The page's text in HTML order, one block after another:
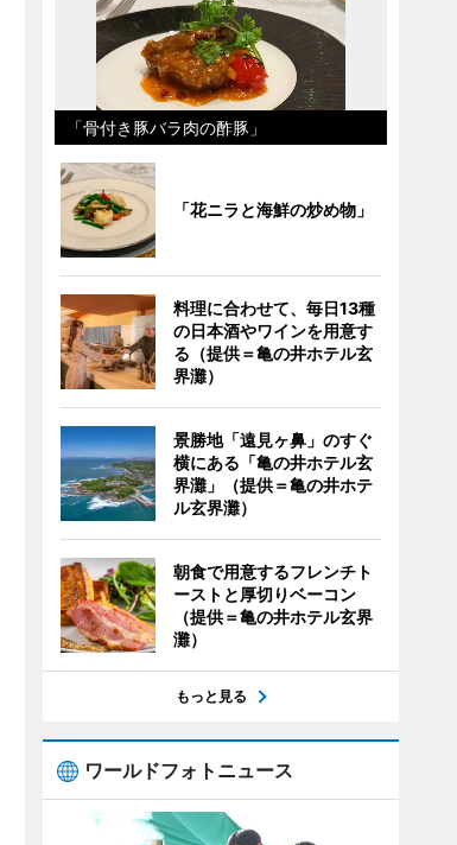
「骨付き豚バラ肉の酢豚」
「花ニラと海鮮の炒め物」
料理に合わせて、毎日13種
の日本酒やワインを用意す
る（提供＝亀の井ホテル玄
界灘）
景勝地「遠見ヶ鼻」のすぐ
横にある「亀の井ホテル玄
界灘」（提供＝亀の井ホテ
ル玄界灘）
朝食で用意するフレンチト
ーストと厚切りベーコン
（提供＝亀の井ホテル玄界
灘）
もっと見る
ワールドフォトニュース